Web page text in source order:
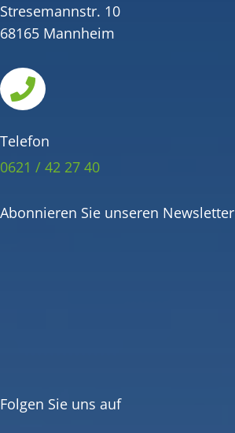
Stresemannstr. 10
68165 Mannheim

Telefon
0621 / 42 27 40
Abonnieren Sie unseren Newsletter
Folgen Sie uns auf